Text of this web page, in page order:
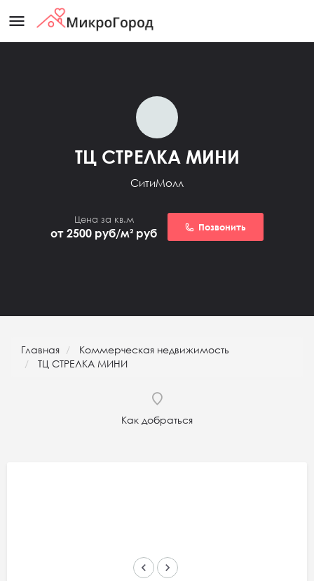
menu
ТЦ СТРЕЛКА МИНИ
СитиМолл
Цена за кв.м
от 2500 руб/м² руб Позвонить
Главная
Коммерческая недвижимость
ТЦ СТРЕЛКА МИНИ
Как добраться
keyboard_arrow_left keyboard_arrow_right